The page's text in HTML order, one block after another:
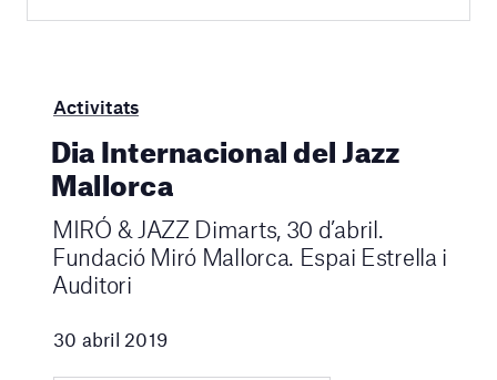
Activitats
Dia Internacional del Jazz
Mallorca
MIRÓ & JAZZ Dimarts, 30 d’abril.
Fundació Miró Mallorca. Espai Estrella i
Auditori
30 abril 2019